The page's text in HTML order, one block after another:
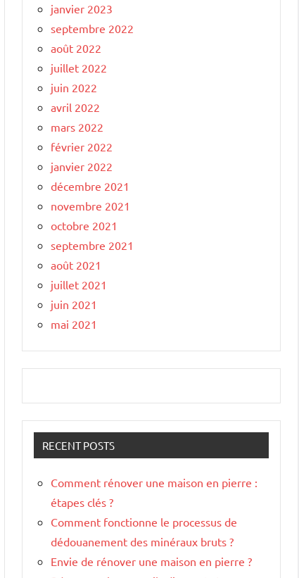
janvier 2023
septembre 2022
août 2022
juillet 2022
juin 2022
avril 2022
mars 2022
février 2022
janvier 2022
décembre 2021
novembre 2021
octobre 2021
septembre 2021
août 2021
juillet 2021
juin 2021
mai 2021
RECENT POSTS
Comment rénover une maison en pierre :
étapes clés ?
Comment fonctionne le processus de
dédouanement des minéraux bruts ?
Envie de rénover une maison en pierre ?